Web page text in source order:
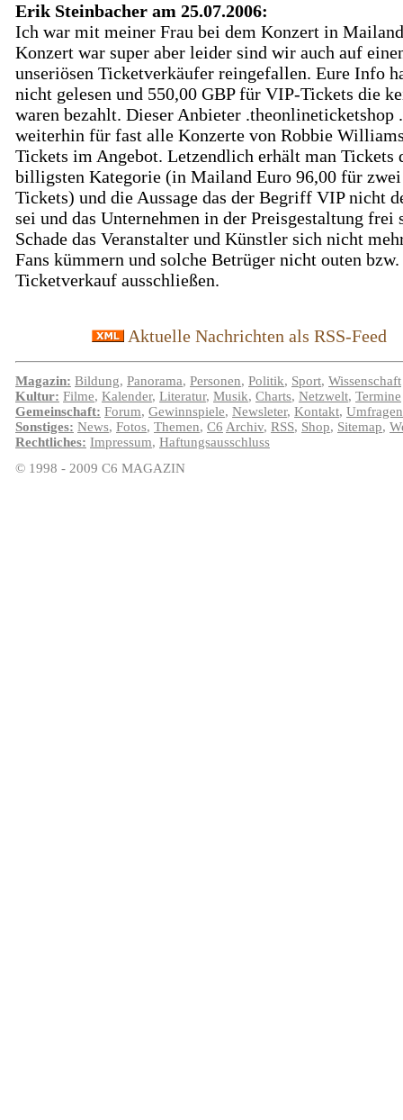
Erik Steinbacher am 25.07.2006:
Ich war mit meiner Frau bei dem Konzert in
Konzert war super aber leider sind wir auch auf
unseriösen Ticketverkäufer reingefallen. Eure Info
nicht gelesen und 550,00 GBP für VIP-Tickets die
waren bezahlt. Dieser Anbieter .theonlineticketshop
weiterhin für fast alle Konzerte von Robbie
Tickets im Angebot. Letzendlich erhält man Tickets
billigsten Kategorie (in Mailand Euro 96,00 für zwei
Tickets) und die Aussage das der Begriff VIP nicht
sei und das Unternehmen in der Preisgestaltung frei
Schade das Veranstalter und Künstler sich nicht
Fans kümmern und solche Betrüger nicht outen
Ticketverkauf ausschließen.
Aktuelle Nachrichten als RSS-Feed
Magazin: Bildung, Panorama, Personen, Politik, Sport, Wissenschaft
Kultur: Filme, Kalender, Literatur, Musik, Charts, Netzwelt, Termine
Gemeinschaft: Forum, Gewinnspiele, Newsleter, Kontakt, Umfragen
Sonstiges: News, Fotos, Themen, C6 Archiv, RSS, Shop, Sitemap,
Rechtliches: Impressum, Haftungsausschluss
© 1998 - 2009 C6 MAGAZIN